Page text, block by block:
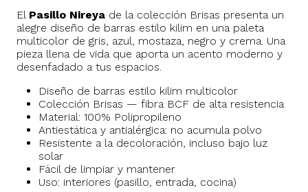
El Pasillo Nireya de la colección Brisas presenta un
alegre diseño de barras estilo kilim en una paleta
multicolor de gris, azul, mostaza, negro y crema. Una
pieza llena de vida que aporta un acento moderno y
desenfadado a tus espacios.
Diseño de barras estilo kilim multicolor
Colección Brisas — fibra BCF de alta resistencia
Material: 100% Polipropileno
Antiestática y antialérgica: no acumula polvo
Resistente a la decoloración, incluso bajo luz
solar
Fácil de limpiar y mantener
Uso: interiores (pasillo, entrada, cocina)